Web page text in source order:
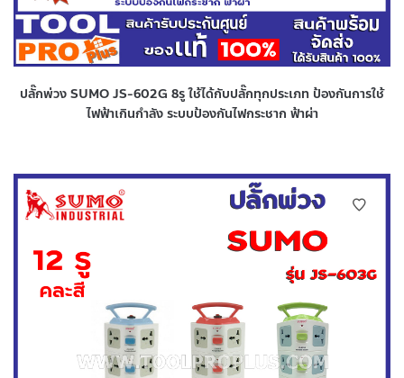
ปลั๊กพ่วง SUMO JS-602G 8รู ใช้ได้กับปลั๊กทุกประเภท ป้องกันการใช้
ไฟฟ้าเกินกำลัง ระบบป้องกันไฟกระชาก ฟ้าผ่า